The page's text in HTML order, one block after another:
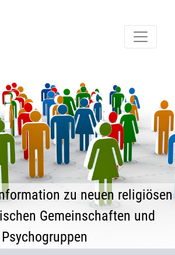
zu neuen religiösen
Gemeinschaften und
Psychogruppen